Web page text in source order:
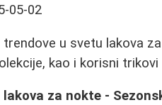
05-02
u svetu lakova
kao i korisni
za nokte -